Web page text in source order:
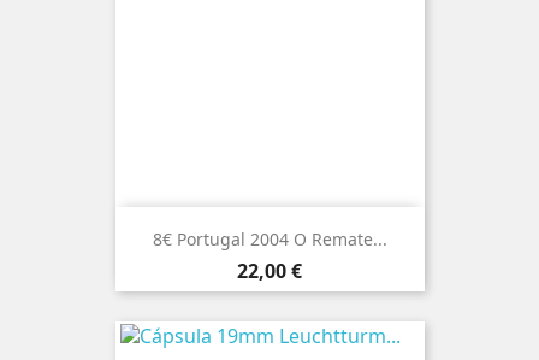
8€ Portugal 2004 O Remate...
Preço
22,00 €